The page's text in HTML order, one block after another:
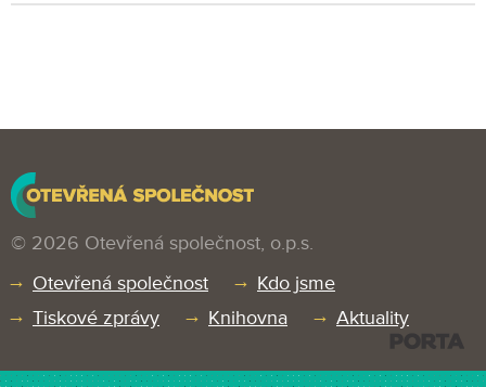
© 2026 Otevřená společnost, o.p.s.
Otevřená společnost
Kdo jsme
Tiskové zprávy
Knihovna Aktuality